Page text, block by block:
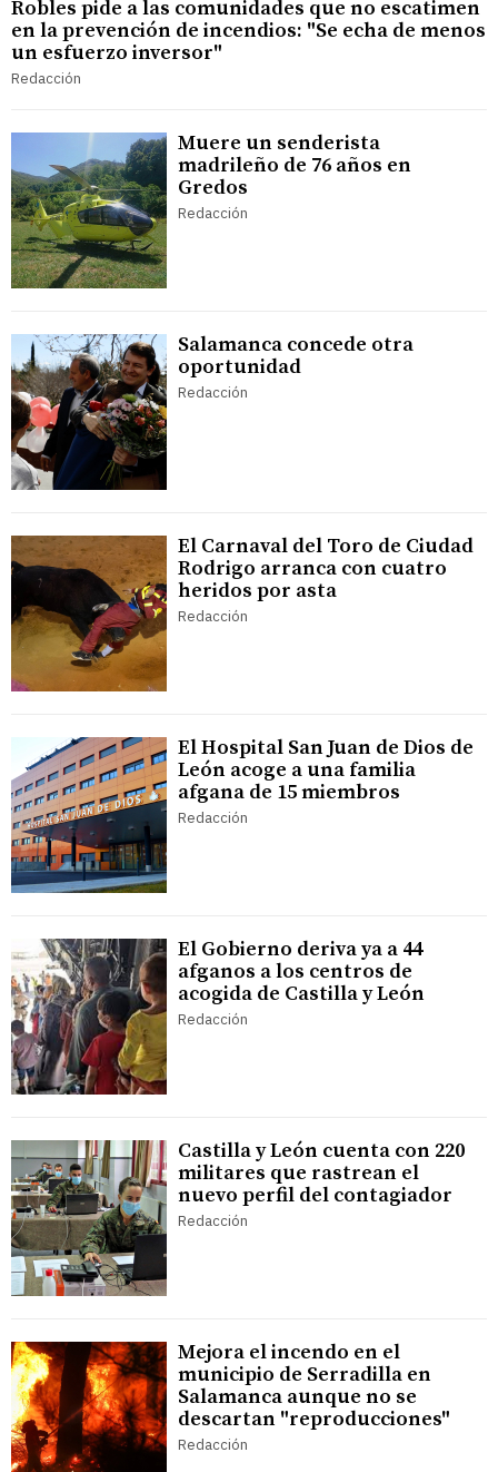
Robles pide a las comunidades que no escatimen
en la prevención de incendios: "Se echa de menos
un esfuerzo inversor"
Redacción
Muere un senderista
madrileño de 76 años en
Gredos
Redacción
Salamanca concede otra
oportunidad
Redacción
El Carnaval del Toro de Ciudad
Rodrigo arranca con cuatro
heridos por asta
Redacción
El Hospital San Juan de Dios de
León acoge a una familia
afgana de 15 miembros
Redacción
El Gobierno deriva ya a 44
afganos a los centros de
acogida de Castilla y León
Redacción
Castilla y León cuenta con 220
militares que rastrean el
nuevo perfil del contagiador
Redacción
Mejora el incendo en el
municipio de Serradilla en
Salamanca aunque no se
descartan "reproducciones"
Redacción